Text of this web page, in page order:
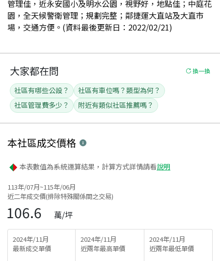
管理佳，近永安國小及明水公園，視野好，地點佳；中庭花
園，全天候警衛管理；規劃完整；鄰捷運大直站及大直市
場，交通方便。(資料最後更新日：2022/02/21)
大家都在問 換一換
社區有哪些公設？
社區有車位嗎？類型為何？
社區管理費多少？
附近有類似社區推薦嗎？
本社區成交價格
本表數值為系統運算結果，計算方式詳情請看說明
113年/07月~115年/06月
近二年成交價(排除特殊關係間之交易)
106.6 萬/坪
2024年/11月
最新成交單價
2024年/11月
近兩年最高單價
2024年/11月
近兩年最低單價